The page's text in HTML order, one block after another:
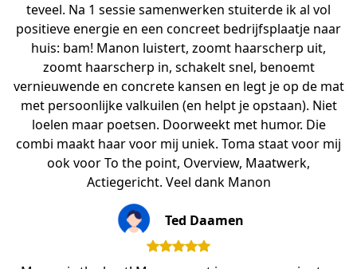
teveel. Na 1 sessie samenwerken stuiterde ik al vol
positieve energie en een concreet bedrijfsplaatje naar
huis: bam! Manon luistert, zoomt haarscherp uit,
zoomt haarscherp in, schakelt snel, benoemt
vernieuwende en concrete kansen en legt je op de mat
met persoonlijke valkuilen (en helpt je opstaan). Niet
loelen maar poetsen. Doorweekt met humor. Die
combi maakt haar voor mij uniek. Toma staat voor mij
ook voor To the point, Overview, Maatwerk,
Actiegericht. Veel dank Manon
Ted Daamen